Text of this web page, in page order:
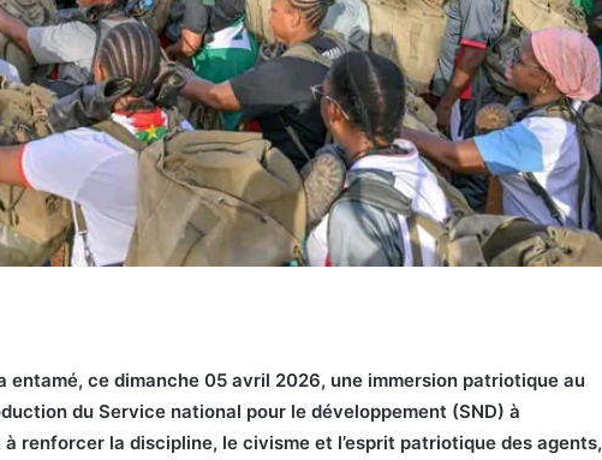
entamé, ce dimanche 05 avril 2026, une immersion patriotique au
du Service national pour le développement (SND) à
renforcer la discipline, le civisme et l’esprit patriotique des agents,